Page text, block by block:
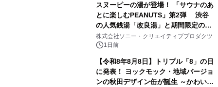
スヌーピーの湯が登場！ 「サウナのあ
とに楽しむPEANUTS」第2弾 渋谷
の人気銭湯「改良湯」と期間限定のコ
ラボレーション サウナイキタイコラ
ボグッズも発売決定！
株式会社ソニー・クリエイティブプロダクツ
1日前
【令和8年8月8日】トリプル「8」の日
に発表！ ヨックモック・地域バージョ
ンの秋田デザイン缶が誕生 ～かわいい